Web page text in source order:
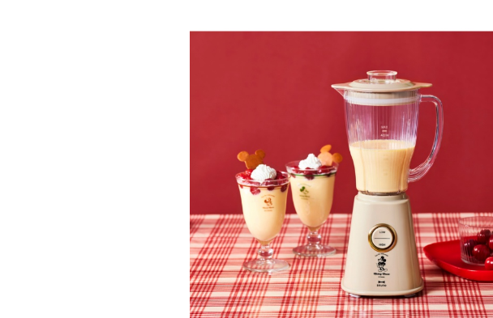
の
矢
印
キ
ー
は
タ
ッ
チ
デ
バ